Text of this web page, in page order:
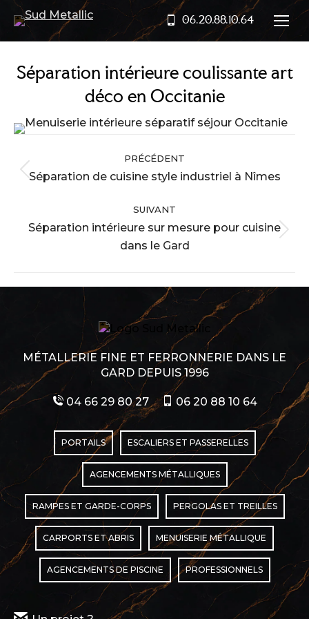
06.20.88.10.64
Séparation intérieure coulissante art
déco en Occitanie
album
PRÉCÉDENT
Album
:
Séparation de cuisine style industriel à Nîmes
SUIVANT
Séparation intérieure sur mesure pour cuisine
dans le Gard
MÉTALLERIE FINE ET FERRONNERIE DANS LE
GARD DEPUIS 1996
04 66 29 80 27 06 20 88 10 64
PORTAILS ESCALIERS ET PASSERELLES
AGENCEMENTS MÉTALLIQUES
RAMPES ET GARDE-CORPS PERGOLAS ET TREILLES
CARPORTS ET ABRIS MENUISERIE MÉTALLIQUE
AGENCEMENTS DE PISCINE PROFESSIONNELS